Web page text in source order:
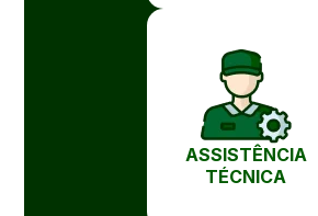
ASSISTÊNCIA
TÉCNICA